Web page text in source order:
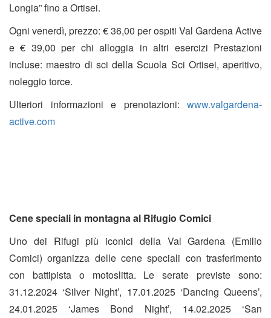
Longia” fino a Ortisei.
Ogni venerdì, prezzo: € 36,00 per ospiti Val Gardena Active
e € 39,00 per chi alloggia in altri esercizi Prestazioni
incluse: maestro di sci della Scuola Sci Ortisei, aperitivo,
noleggio torce.
Ulteriori informazioni e prenotazioni: www.valgardena-
active.com
Cene speciali in montagna al Rifugio Comici
Uno dei Rifugi più iconici della Val Gardena (Emilio
Comici) organizza delle cene speciali con trasferimento
con battipista o motoslitta. Le serate previste sono:
31.12.2024 ‘Silver Night’, 17.01.2025 ‘Dancing Queens’,
24.01.2025 ‘James Bond Night’, 14.02.2025 ‘San